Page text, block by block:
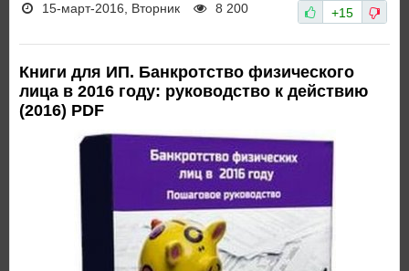
15-март-2016, Вторник 8 200 +15
Книги для ИП. Банкротство физического
лица в 2016 году: руководство к действию
(2016) PDF